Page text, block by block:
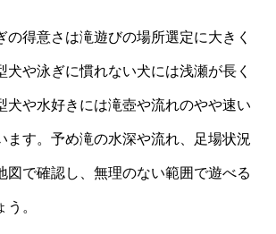
の得意さは滝遊びの場所選定に大きく
犬や泳ぎに慣れない犬には浅瀬が長く
犬や水好きには滝壺や流れのやや速い
ます。予め滝の水深や流れ、足場状況
図で確認し、無理のない範囲で遊べる
。